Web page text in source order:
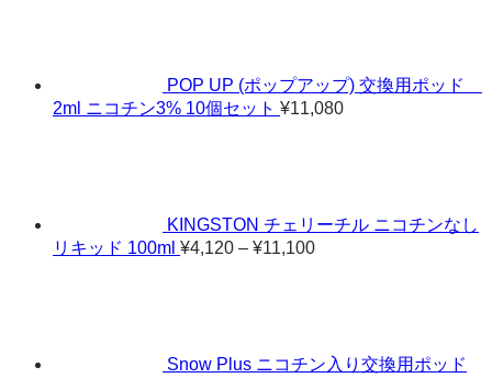
POP UP (ポップアップ) 交換用ポッド
2ml ニコチン3% 10個セット ¥11,080
KINGSTON チェリーチル ニコチンなし
リキッド 100ml ¥4,120 – ¥11,100価
¥11,100
Snow Plus ニコチン入り交換用ポッド